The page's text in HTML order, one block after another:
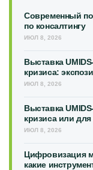
Современный
по консалтингу
ИЮЛ 8, 2026
Выставка
кризиса:
ИЮЛ 8, 2026
Выставка
кризиса или
ИЮЛ 8, 2026
Цифровизация
какие